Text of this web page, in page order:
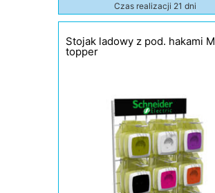
Czas realizacji 21 dni
Stojak ladowy z pod. hakami
topper